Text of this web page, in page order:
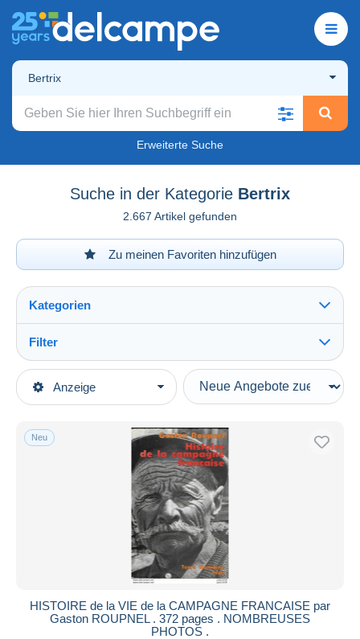
Bertrix
Erweiterte Suche
Suche in der Kategorie Bertrix
2.667 Artikel gefunden
Zu meinen Favoriten hinzufügen
Anzeige
Kategorien
Hauptkategorien
Europa
Filter
Art der Verkäufe
Laufende Angebote
Auktionen mit Geboten
Auktionen ohne Gebote
Auktionshäuser
Endet in
Neu
HISTOIRE de la VIE de la CAMPAGNE FRANCAISE par
Gaston ROUPNEL . 372 pages . NOMBREUSES
PHOTOS .